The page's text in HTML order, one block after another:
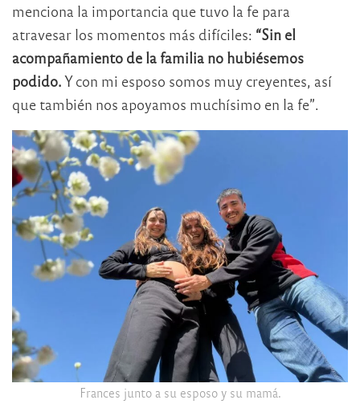
menciona la importancia que tuvo la fe para
atravesar los momentos más difíciles: “Sin el
acompañamiento de la familia no hubiésemos
podido.Y con mi esposo somos muy creyentes, así
que también nos apoyamos muchísimo en la fe”.
Frances junto a su esposo y su mamá.